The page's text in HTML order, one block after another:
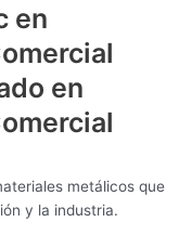
en
en
metálicos que
y la industria.